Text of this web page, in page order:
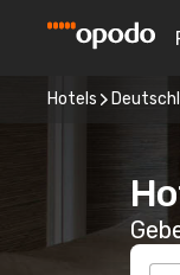
Hotels